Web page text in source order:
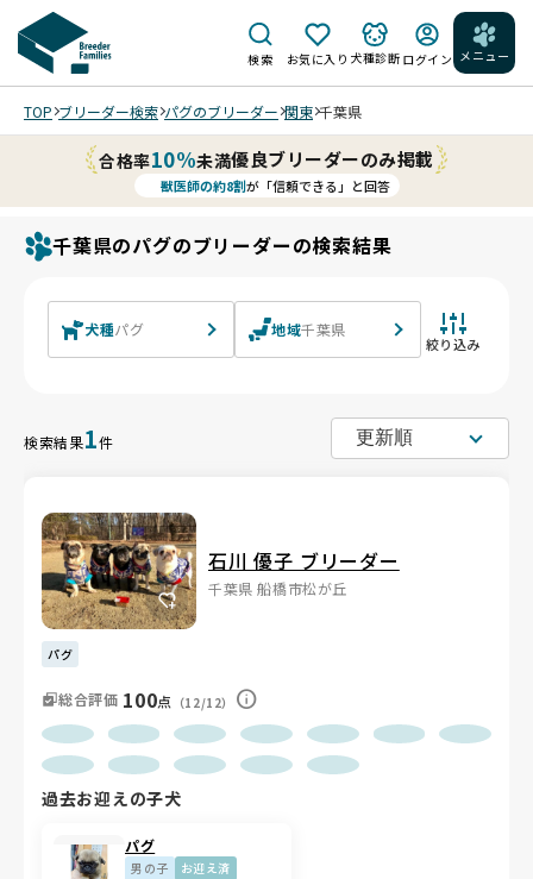
検索 お気に入り 犬種診断 ログイン メニュー
TOP ブリーダー検索 パグのブリーダー 関東 千葉県
合格率10%未満優良ブリーダーのみ掲載
獣医師の約8割が「信頼できる」と回答
千葉県のパグのブリーダーの検索結果
犬種パグ 地域千葉県
絞り込み
検索結果1件
石川 優子 ブリーダー
千葉県 船橋市松が丘
パグ
総合評価 100点 （12/12）
過去お迎えの子犬
パグ
男の子 お迎え済